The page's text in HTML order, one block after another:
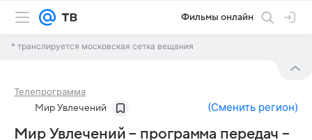
Фильмы онлайн
* транслируется московская сетка вещания
Телепрограмма
Мир Увлечений (Сменить регион)
Мир Увлечений – программа передач –